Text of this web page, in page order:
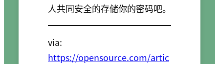
人共同安全的存储你的密码吧。
via:
https://opensource.com/artic